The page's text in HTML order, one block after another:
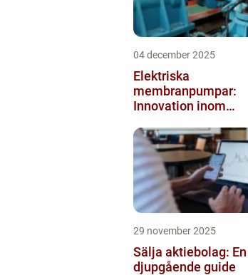
04 december 2025
Elektriska
membranpumpar:
Innovation inom
29 november 2025
Sälja aktiebolag: En
djupgående guide